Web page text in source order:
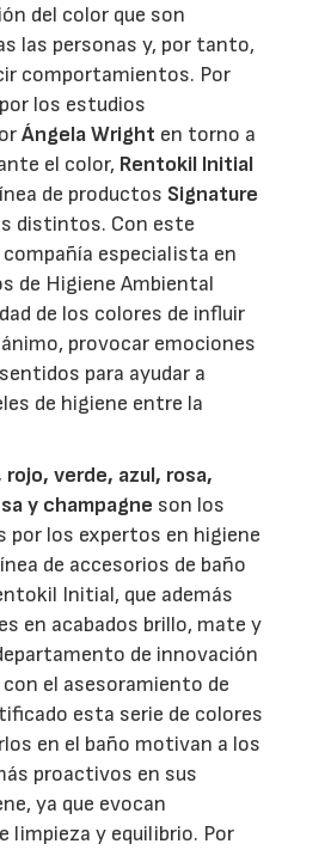
del color que son
las personas y, por tanto,
comportamientos. Por
los estudios
Ángela Wright en torno a
el color, Rentokil Initial
de productos Signature
distintos. Con este
especialista en
de Higiene Ambiental
de los colores de influir
provocar emociones
para ayudar a
de higiene entre la
rojo, verde, azul, rosa,
y champagne son los
por los expertos en higiene
de accesorios de baño
Initial, que además
en acabados brillo, mate y
de innovación
con el asesoramiento de
esta serie de colores
en el baño motivan a los
proactivos en sus
ya que evocan
limpieza y equilibrio. Por